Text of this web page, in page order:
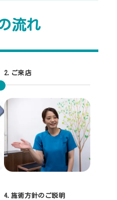
流れ
2.ご来店
4.施術方針のご説明